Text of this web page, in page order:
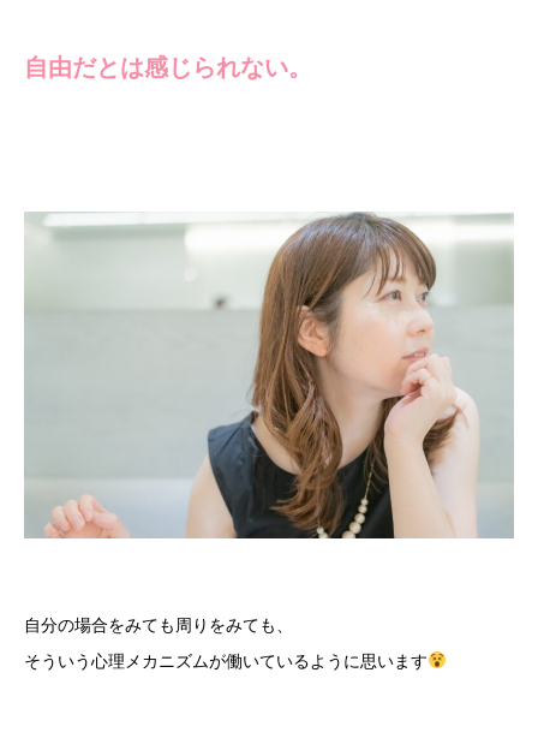
自由だとは感じられない。
自分の場合をみても周りをみても、
そういう心理メカニズムが働いているように思います